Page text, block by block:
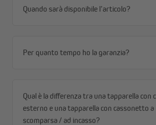
Quando sarà disponibile l’articolo?
Per quanto tempo ho la garanzia?
Qual è la differenza tra una tapparella con
esterno e una tapparella con cassonetto a
scomparsa / ad incasso?